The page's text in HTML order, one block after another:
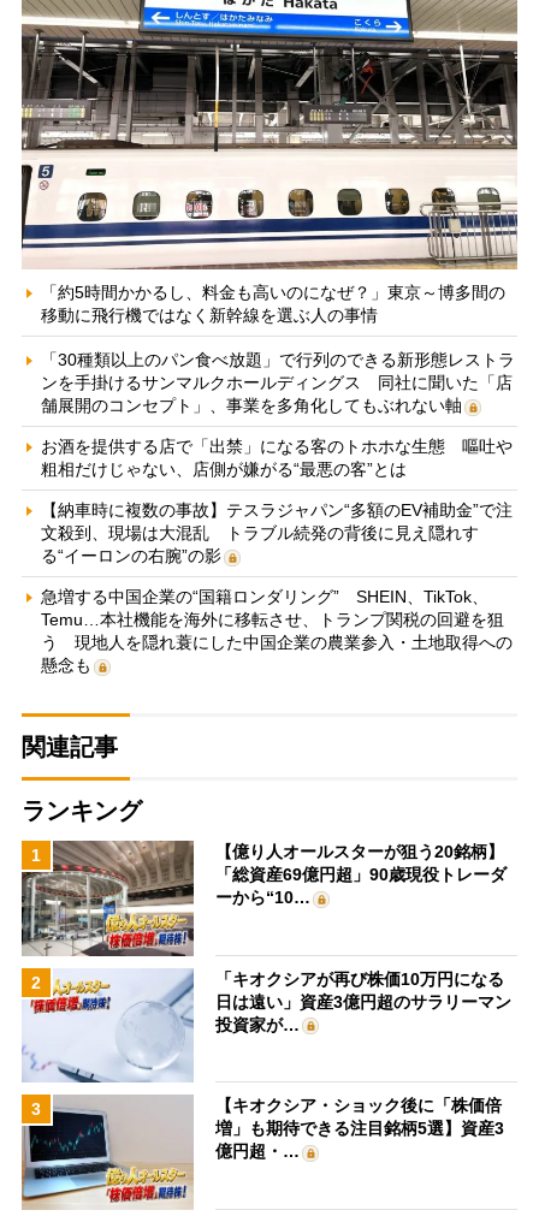
「約5時間かかるし、料金も高いのになぜ？」東京～博多間の
移動に飛行機ではなく新幹線を選ぶ人の事情
「30種類以上のパン食べ放題」で行列のできる新形態レストラ
ンを手掛けるサンマルクホールディングス 同社に聞いた「店
舗展開のコンセプト」、事業を多角化してもぶれない軸
お酒を提供する店で「出禁」になる客のトホホな生態 嘔吐や
粗相だけじゃない、店側が嫌がる“最悪の客”とは
【納車時に複数の事故】テスラジャパン“多額のEV補助金”で注
文殺到、現場は大混乱 トラブル続発の背後に見え隠れす
る“イーロンの右腕”の影
急増する中国企業の“国籍ロンダリング” SHEIN、TikTok、
Temu…本社機能を海外に移転させ、トランプ関税の回避を狙
う 現地人を隠れ蓑にした中国企業の農業参入・土地取得への
懸念も
関連記事
ランキング
1
【億り人オールスターが狙う20銘柄】
「総資産69億円超」90歳現役トレーダ
ーから“10…
2
「キオクシアが再び株価10万円になる
日は遠い」資産3億円超のサラリーマン
投資家が…
3
【キオクシア・ショック後に「株価倍
増」も期待できる注目銘柄5選】資産3
億円超・…